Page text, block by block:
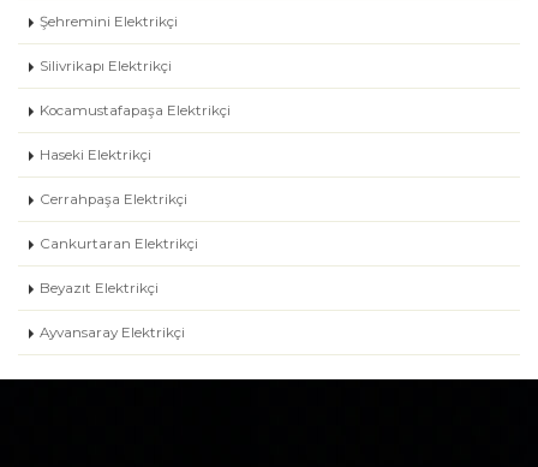
Şehremini Elektrikçi
Silivrikapı Elektrikçi
Kocamustafapaşa Elektrikçi
Haseki Elektrikçi
Cerrahpaşa Elektrikçi
Cankurtaran Elektrikçi
Beyazıt Elektrikçi
Ayvansaray Elektrikçi